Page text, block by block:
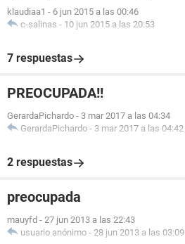
klaudiaa1 - 6 jun 2015 a las 00:46
c-salinas - 10 jun 2015 a las 20:53
7 respuestas
PREOCUPADA!!
GerardaPichardo - 3 mar 2017 a las 04:34
GerardaPichardo - 3 mar 2017 a las 04:42
2 respuestas
preocupada
mauyfd - 27 jun 2013 a las 22:43
usuario anónimo - 28 jun 2013 a las 03:09